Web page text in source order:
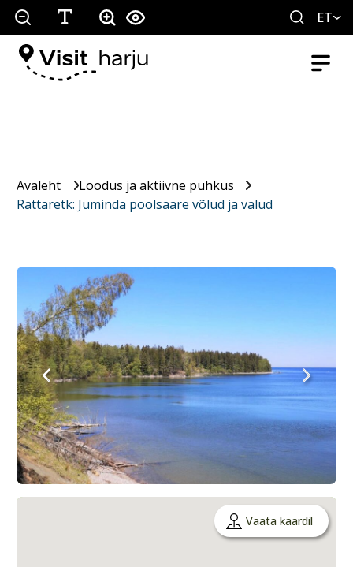
ET
Avaleht
Loodus ja aktiivne puhkus
Rattaretk: Juminda poolsaare võlud ja valud
Vaata kaardil